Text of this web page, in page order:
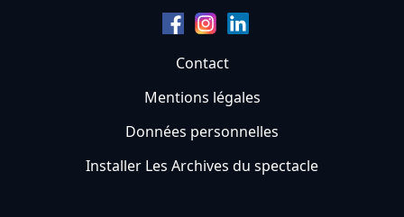
Contact
Mentions légales
Données personnelles
Installer Les Archives du spectacle